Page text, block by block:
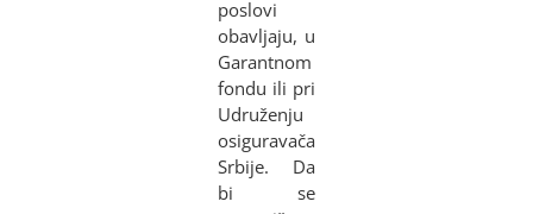
poslovi
obavljaju, u
Garantnom
fondu ili pri
Udruženju
osiguravača
Srbije. Da
bi se